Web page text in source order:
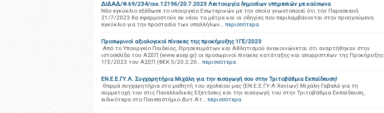
ΔΙΔΑΔ/Φ.69/234/οικ.12196/20.7.2023 Λειτουργία δημοσίων υπηρεσιών με καύσωνα
Νέο εγκύκλιο εξέδωσε το υπουργείο Εσωτερικών με την οποία γνωστοποιεί ότι την Παρασκευή
21/7/2023 θα εφαρμοστούν εκ νέου τα μέτρα και οι οδηγίες που περιλαμβάνονται στην προηγούμενη
εγκύκλιο για την προστασία των υπαλλήλων… περισσότερα
Προσωρινοί αξιολογικοί πίνακες της προκήρυξης 1ΓΕ/2023
Από το Υπουργείο Παιδείας, Θρησκευμάτων και Αθλητισμού ανακοινώνεται ότι αναρτήθηκαν στην
ιστοσελίδα του ΑΣΕΠ (www.asep.gr) οι προσωρινοί πίνακες κατάταξης και απορριπτέων της Προκήρυξης
1ΓΕ/2023 του ΑΣΕΠ (ΦΕΚ 5/20.2.20… περισσότερα
ΕΝ.Ε.Ε.ΓΥ.Λ. Συγχαρητήρια Μιχάλη για την εισαγωγή σου στην Τριτοβάθμια Εκπαίδευση!
Θερμά συγχαρητήρια στο μαθητή του σχολείου μας (ΕΝ.Ε.Ε.ΓΥ-Λ Χανίων) Μιχάλη Γαβαλά για τη
συμμετοχή του στις Πανελλαδικές Εξετάσεις και την εισαγωγή του στην Τριτοβάθμια Εκπαίδευση,
ειδικότερα στο Πανεπιστήμιο Δυτ.Ατ… περισσότερα